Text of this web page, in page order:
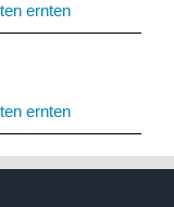
ernten
ernten